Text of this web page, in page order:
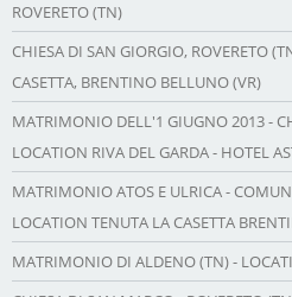
ROVERETO (TN)
CHIESA DI SAN GIORGIO, ROVERETO
CASETTA, BRENTINO BELLUNO (VR)
MATRIMONIO DELL'1 GIUGNO 2013 -
LOCATION RIVA DEL GARDA - HOTEL
MATRIMONIO ATOS E ULRICA -
LOCATION TENUTA LA CASETTA
MATRIMONIO DI ALDENO (TN) -